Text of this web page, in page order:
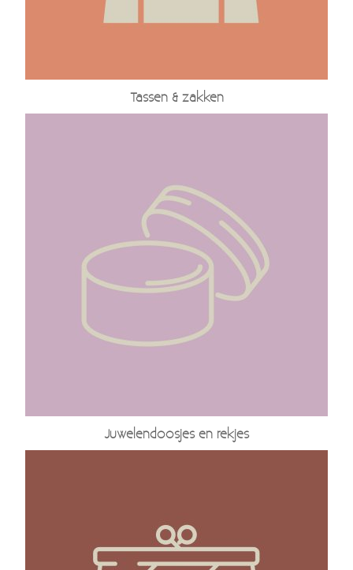
Tassen & zakken
Juwelendoosjes en rekjes